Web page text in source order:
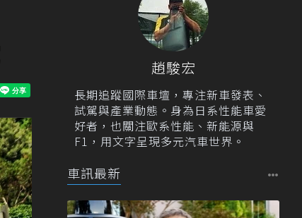
趙駿宏
長期追蹤國際車壇，專注新車發表、
試駕與產業動態。身為日系性能車愛
好者，也關注歐系性能、新能源與
F1，用文字呈現多元汽車世界。
車訊最新